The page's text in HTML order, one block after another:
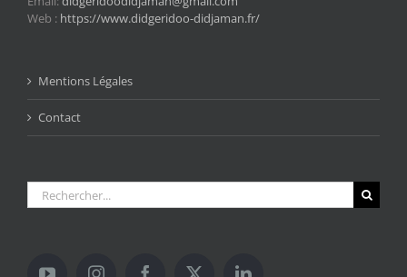
Web : https://www.didgeridoo-didjaman.fr/
Mentions Légales
Contact
Rechercher: